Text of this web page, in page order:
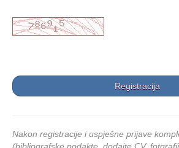
Nakon registracije i uspješne prijave